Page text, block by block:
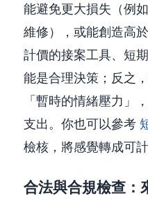
能避免更大損失（例
維修），或能創造高
計價的接案工具、短
能是合理決策；反之
「暫時的情緒壓力」
支出。你也可以參考
檢核，將感覺轉成可計
合法與合規檢查：